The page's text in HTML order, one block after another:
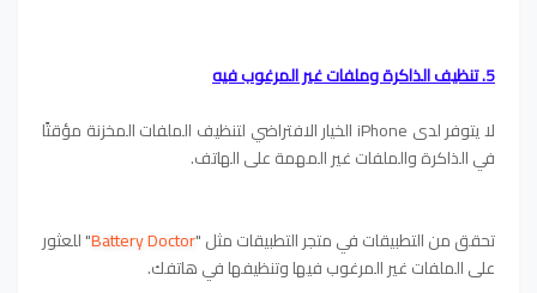
5. تنظيف الذاكرة وملفات غير المرغوب فيه
لا يتوفر لدى iPhone الخيار الافتراضي لتنظيف الملفات المخزنة مؤقتًا
في الذاكرة والملفات غير المهمة على الهاتف.
تحقق من التطبيقات في متجر التطبيقات مثل "Battery Doctor" للعثور
على الملفات غير المرغوب فيها وتنظيفها في هاتفك.